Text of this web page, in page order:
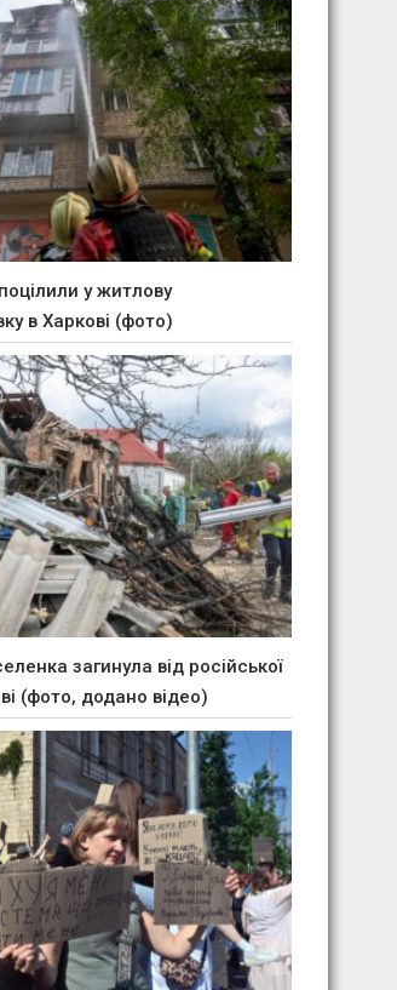
у житлову
в Харкові (фото)
загинула від російської
(фото, додано відео)